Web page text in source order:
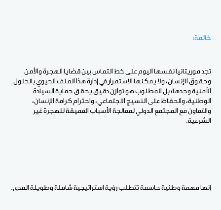
خاتمة:
تجد موريتانيا نفسها اليوم على خط التماس بين قضايا الهجرة والأمن
وحقوق الإنسان، ولا يمكنها الاستمرار في إدارة هذا الملف الحيوي بالحلول
الأمنية وحدها؛ بل المطلوب هو توازن دقيق يحقق حماية السيادة
الوطنية، والحفاظ على النسيج الاجتماعي، واحترام كرامة الإنسان،
والتعاون مع المجتمع الدولي لمعالجة الأسباب العميقة للهجرة غير
الشرعية.
إنها مهمة وطنية حاسمة تتطلب رؤية استراتيجية شاملة وطويلة المدى.